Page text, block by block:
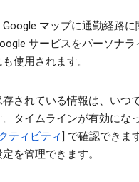
マップに通勤経路に
サービスをパーソナラ
使用されます。
存されている情報は、いつ
タイムラインが有効にな
ティビティ] で確認できま
を管理できます。